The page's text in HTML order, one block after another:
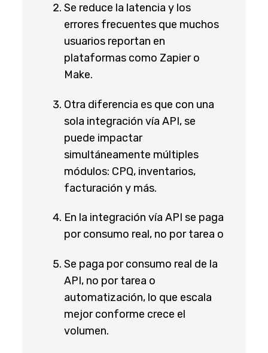
Se reduce la latencia y los
errores frecuentes que muchos
usuarios reportan en
plataformas como Zapier o
Make.
Otra diferencia es que con una
sola integración vía API, se
puede impactar
simultáneamente múltiples
módulos: CPQ, inventarios,
facturación y más.
En la integración vía API se paga
por consumo real, no por tarea o
Se paga por consumo real de la
API, no por tarea o
automatización, lo que escala
mejor conforme crece el
volumen.